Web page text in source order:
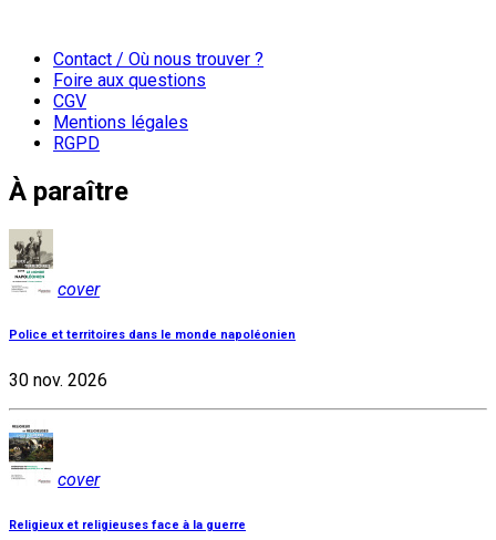
Contact / Où nous trouver ?
Foire aux questions
CGV
Mentions légales
RGPD
À paraître
cover
Police et territoires dans le monde napoléonien
30 nov. 2026
cover
Religieux et religieuses face à la guerre